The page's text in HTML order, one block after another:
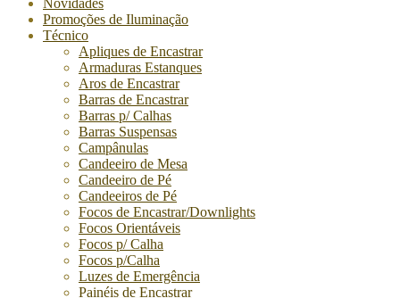
Novidades
Promoções de Iluminação
Técnico
Apliques de Encastrar
Armaduras Estanques
Aros de Encastrar
Barras de Encastrar
Barras p/ Calhas
Barras Suspensas
Campânulas
Candeeiro de Mesa
Candeeiro de Pé
Candeeiros de Pé
Focos de Encastrar/Downlights
Focos Orientáveis
Focos p/ Calha
Focos p/Calha
Luzes de Emergência
Painéis de Encastrar